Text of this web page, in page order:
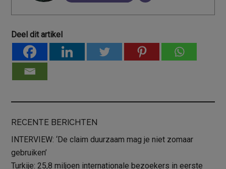
Deel dit artikel
RECENTE BERICHTEN
INTERVIEW: ‘De claim duurzaam mag je niet zomaar
gebruiken’
Turkije: 25,8 miljoen internationale bezoekers in eerste